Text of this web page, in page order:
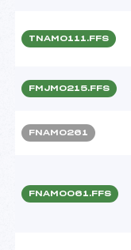
TNAM0111.FFS
FMJM0215.FFS
FNAM0261
FNAM0061.FFS